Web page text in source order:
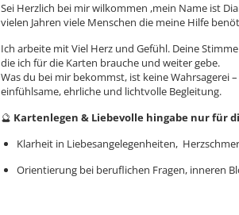
Sei Herzlich bei mir wilkommen ,mein Name ist
vielen Jahren viele Menschen die meine Hilfe
Ich arbeite mit Viel Herz und Gefühl. Deine
die ich für die Karten brauche und weiter gebe.
Was du bei mir bekommst, ist keine Wahrsagerei
einfühlsame, ehrliche und lichtvolle Begleitung.
🔮 Kartenlegen & Liebevolle hingabe nur für
Klarheit in Liebesangelegenheiten,
Orientierung bei beruflichen Fragen, inneren